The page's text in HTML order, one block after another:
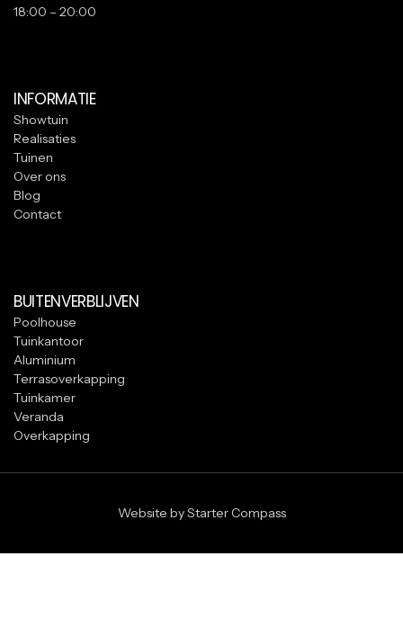
18:00 – 20:00
INFORMATIE
Showtuin
Realisaties
Tuinen
Over ons
Blog
Contact
BUITENVERBLIJVEN
Poolhouse
Tuinkantoor
Aluminium
Terrasoverkapping
Tuinkamer
Veranda
Overkapping
Website by Starter Compass